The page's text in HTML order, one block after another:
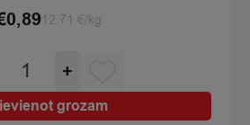
0,89 12.71 €/kg
Saldējums
Druva
vaniļas
+
grozam